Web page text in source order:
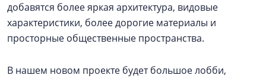
добавятся более яркая архитектура, видовые
характеристики, более дорогие материалы и
просторные общественные пространства.
В нашем новом проекте будет большое лобби,